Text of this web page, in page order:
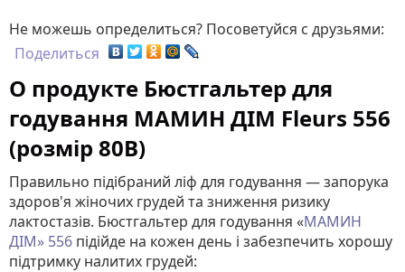
Не можешь определиться? Посоветуйся с друзьями:
Поделиться
О продукте Бюстгальтер для
годування МАМИН ДІМ Fleurs 556
(розмір 80B)
Правильно підібраний ліф для годування — запорука
здоров'я жіночих грудей та зниження ризику
лактостазів. Бюстгальтер для годування «МАМИН
ДІМ» 556 підійде на кожен день і забезпечить хорошу
підтримку налитих грудей: